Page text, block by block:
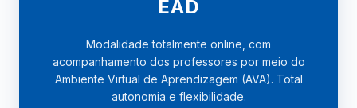
EAD
Modalidade totalmente online, com
acompanhamento dos professores por meio do
Ambiente Virtual de Aprendizagem (AVA). Total
autonomia e flexibilidade.